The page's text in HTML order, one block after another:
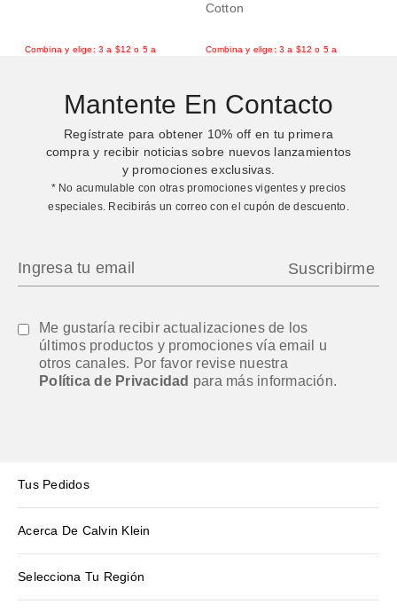
Cotton
Mantente En Contacto
Regístrate para obtener 10% off en tu primera
compra y recibir noticias sobre nuevos lanzamientos
y promociones exclusivas.
* No acumulable con otras promociones vigentes y precios
especiales. Recibirás un correo con el cupón de descuento.
Me gustaría recibir actualizaciones de los
últimos productos y promociones vía email u
otros canales. Por favor revise nuestra
Política de Privacidad para más información.
Tus Pedidos
Acerca De Calvin Klein
Selecciona Tu Región